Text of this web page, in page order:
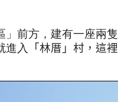
」前方，建有一座兩隻
進入
「林厝」村，這裡